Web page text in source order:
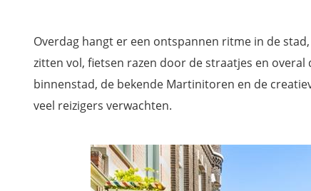
Mis niets tijdens je rondreis door Noord-Nederland met
reisgids
Overdag hangt er een ontspannen ritme in de
zitten vol, fietsen razen door de straatjes en
binnenstad, de bekende Martinitoren en de
veel reizigers verwachten.